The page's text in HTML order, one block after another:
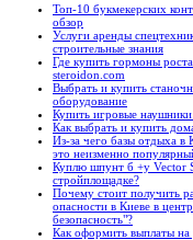
Топ-10 букмекерских
обзор
Услуги аренды
строительные знания
Где купить гормоны
steroidon.com
Выбрать и купить
оборудование
Купить игровые
Как выбрать и купить
Из-за чего базы отдыха
это неизменно
Куплю шпунт б +у Vector
стройплощадке?
Почему стоит получить
опасности в Киеве в
безопасность"?
Как оформить выплаты на